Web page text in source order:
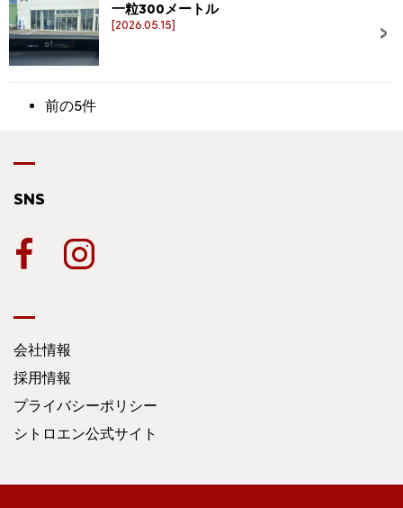
一粒300メートル
[2026.05.15]
前の5件
SNS
会社情報
採用情報
プライバシーポリシー
シトロエン公式サイト